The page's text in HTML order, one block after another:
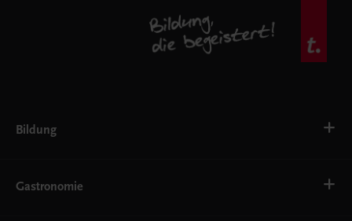
Bildung
AHS
Gastronomie